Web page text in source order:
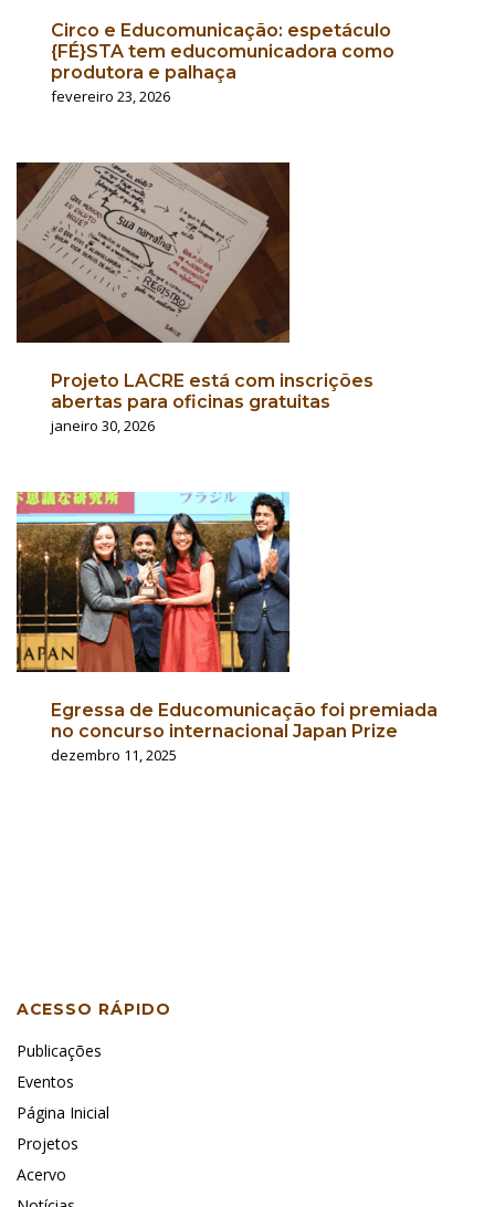
Circo e Educomunicação: espetáculo
{FÉ}STA tem educomunicadora como
produtora e palhaça
fevereiro 23, 2026
Projeto LACRE está com inscrições
abertas para oficinas gratuitas
janeiro 30, 2026
Egressa de Educomunicação foi premiada
no concurso internacional Japan Prize
dezembro 11, 2025
ACESSO RÁPIDO
Publicações
Eventos
Página Inicial
Projetos
Acervo